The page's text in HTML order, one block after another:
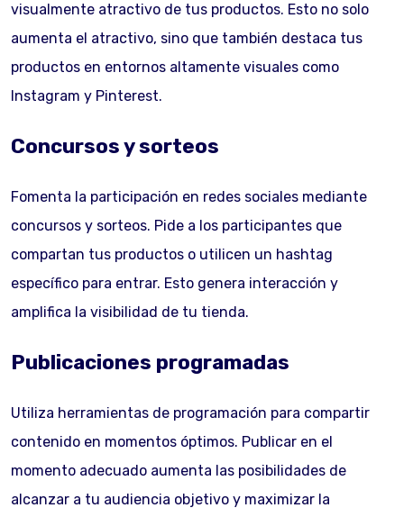
visualmente atractivo de tus productos. Esto no solo
aumenta el atractivo, sino que también destaca tus
productos en entornos altamente visuales como
Instagram y Pinterest.
Concursos y sorteos
Fomenta la participación en redes sociales mediante
concursos y sorteos. Pide a los participantes que
compartan tus productos o utilicen un hashtag
específico para entrar. Esto genera interacción y
amplifica la visibilidad de tu tienda.
Publicaciones programadas
Utiliza herramientas de programación para compartir
contenido en momentos óptimos. Publicar en el
momento adecuado aumenta las posibilidades de
alcanzar a tu audiencia objetivo y maximizar la